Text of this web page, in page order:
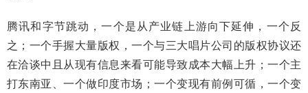
腾讯和字节跳动，一个是从产业链上游向下延伸，一个反
之；一个手握大量版权，一个与三大唱片公司的版权协议还
在洽谈中且从现有信息来看可能导致成本大幅上升；一个主
打东南亚、一个做印度市场；一个变现有前例可循，一个变